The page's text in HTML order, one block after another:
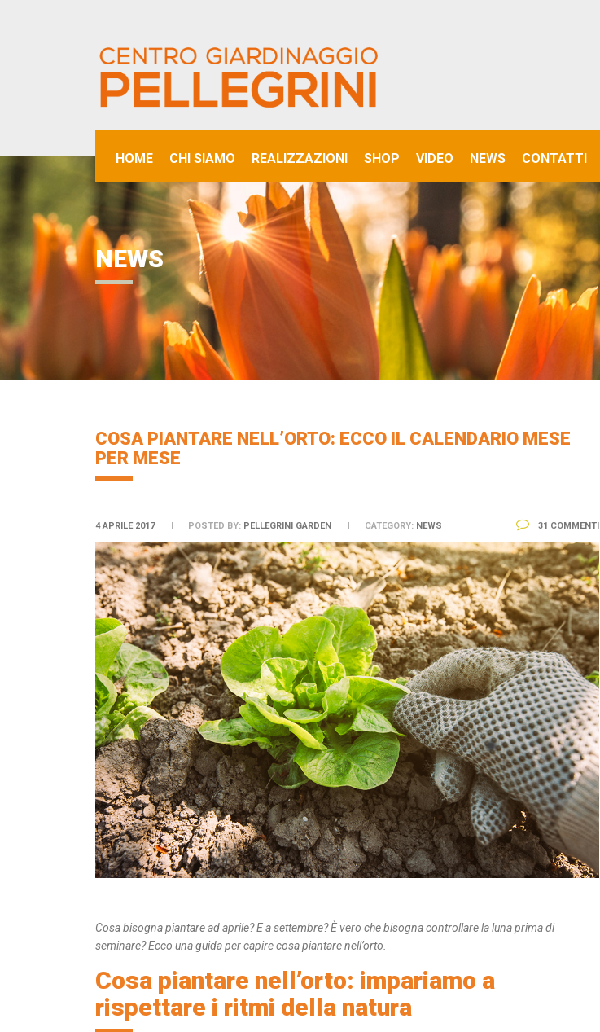
HOME CHI SIAMO REALIZZAZIONI SHOP VIDEO NEWS CONTATTI
NEWS
COSA PIANTARE NELL’ORTO: ECCO IL CALENDARIO MESE
PER MESE
4 APRILE 2017 POSTED BY: PELLEGRINI GARDEN CATEGORY: NEWS 31 COMMENTI
Cosa bisogna piantare ad aprile? E a settembre? È vero che bisogna controllare la luna prima di
seminare? Ecco una guida per capire cosa piantare nell’orto.
Cosa piantare nell’orto: impariamo a
rispettare i ritmi della natura